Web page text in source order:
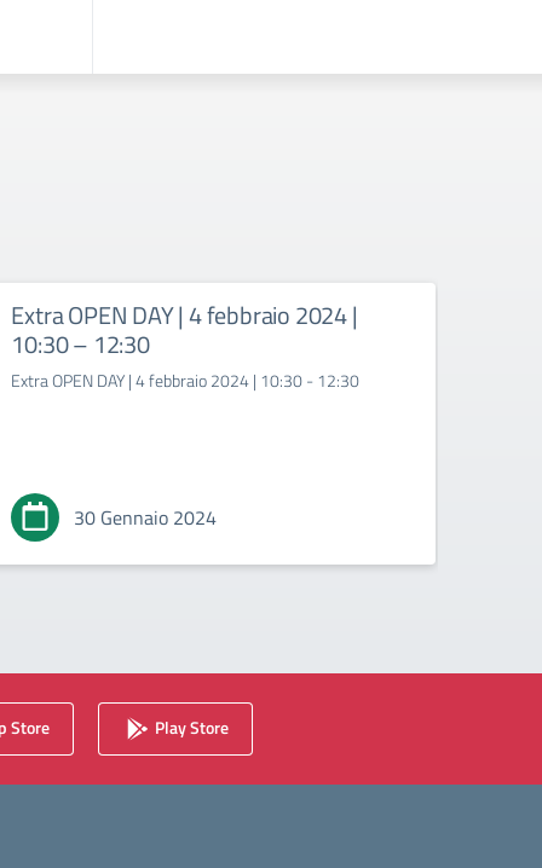
Extra OPEN DAY | 4 febbraio 2024 |
10:30 – 12:30
Extra OPEN DAY | 4 febbraio 2024 | 10:30 - 12:30
30 Gennaio 2024
Store Play Store